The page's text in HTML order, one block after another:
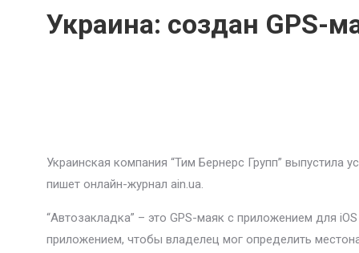
Украина: создан GPS-
Украинская компания “Тим Бернерс Групп” выпустила
пишет онлайн-журнал ain.ua.
“Автозакладка” – это GPS-маяк с приложением для
приложением, чтобы владелец мог определить